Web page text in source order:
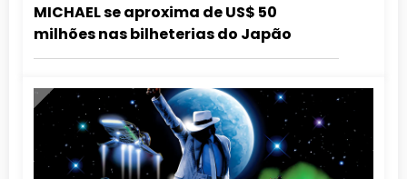
MICHAEL se aproxima de US$ 50
milhões nas bilheterias do Japão